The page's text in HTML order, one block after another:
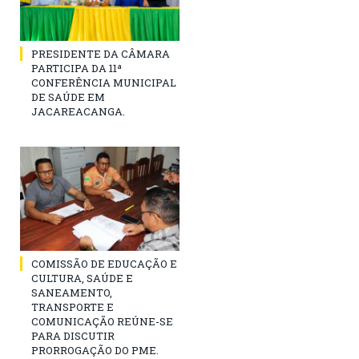
PRESIDENTE DA CÂMARA
PARTICIPA DA 11ª
CONFERÊNCIA MUNICIPAL
DE SAÚDE EM
JACAREACANGA.
COMISSÃO DE EDUCAÇÃO E
CULTURA, SAÚDE E
SANEAMENTO,
TRANSPORTE E
COMUNICAÇÃO REÚNE-SE
PARA DISCUTIR
PRORROGAÇÃO DO PME.